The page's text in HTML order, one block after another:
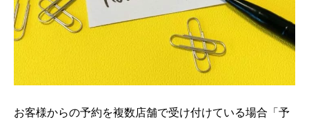
お客様からの予約を複数店舗で受け付けている場合「予